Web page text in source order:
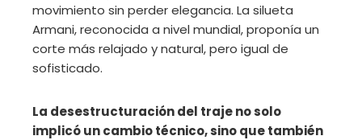
movimiento sin perder elegancia. La silueta
Armani, reconocida a nivel mundial, proponía un
corte más relajado y natural, pero igual de
sofisticado.
La desestructuración del traje no solo
implicó un cambio técnico, sino que también